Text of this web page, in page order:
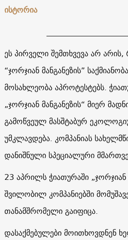
ისტორია
ეს პირველი შემთხვევა არ
“ჯორჯიან მანგანეზის”
მოსახლეობა აპროტესტებს.
„ჯორჯიან მანგანეზის“ მიერ
გამოწვეულ მასშტაბურ
უმკლავდება. კომპანიას
დანიშნული სპეციალური
23 აპრილს ჭიათურაში „ჯორჯიან
შვილობილ კომპანიებში
თანამშრომელი გაიფიცა.
დასაქმებულები მოითხოვდნენ